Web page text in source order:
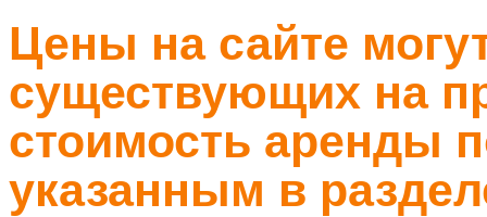
Цены на сайте
существующих на
стоимость аренды
указанным в